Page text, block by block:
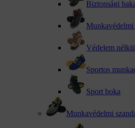
Biztonsági
Munkavédelmi
Védelem
Sportos
Sport boka
Munkavédelmi